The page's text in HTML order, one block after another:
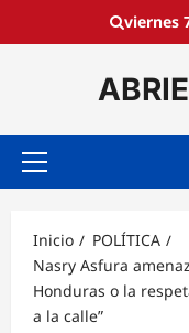
viernes
Menú
Inicio
POLÍTICA
Nasry Asfura
Honduras o la
a la calle”